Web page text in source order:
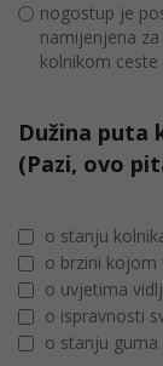
nogostup je
namijenjena
kolnikom
Dužina puta
(Pazi, ovo
o stanju
o brzini kojom
o uvjetima
o ispravnosti
o stanju